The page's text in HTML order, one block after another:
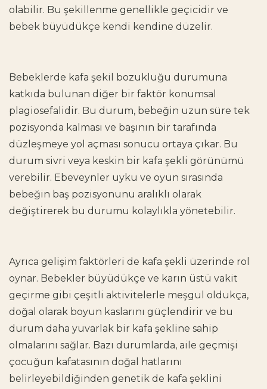
olabilir. Bu şekillenme genellikle geçicidir ve
bebek büyüdükçe kendi kendine düzelir.
Bebeklerde kafa şekil bozukluğu durumuna
katkıda bulunan diğer bir faktör konumsal
plagiosefalidir. Bu durum, bebeğin uzun süre tek
pozisyonda kalması ve başının bir tarafında
düzleşmeye yol açması sonucu ortaya çıkar. Bu
durum sivri veya keskin bir kafa şekli görünümü
verebilir. Ebeveynler uyku ve oyun sırasında
bebeğin baş pozisyonunu aralıklı olarak
değiştirerek bu durumu kolaylıkla yönetebilir.
Ayrıca gelişim faktörleri de kafa şekli üzerinde rol
oynar. Bebekler büyüdükçe ve karın üstü vakit
geçirme gibi çeşitli aktivitelerle meşgul oldukça,
doğal olarak boyun kaslarını güçlendirir ve bu
durum daha yuvarlak bir kafa şekline sahip
olmalarını sağlar. Bazı durumlarda, aile geçmişi
çocuğun kafatasının doğal hatlarını
belirleyebildiğinden genetik de kafa şeklini